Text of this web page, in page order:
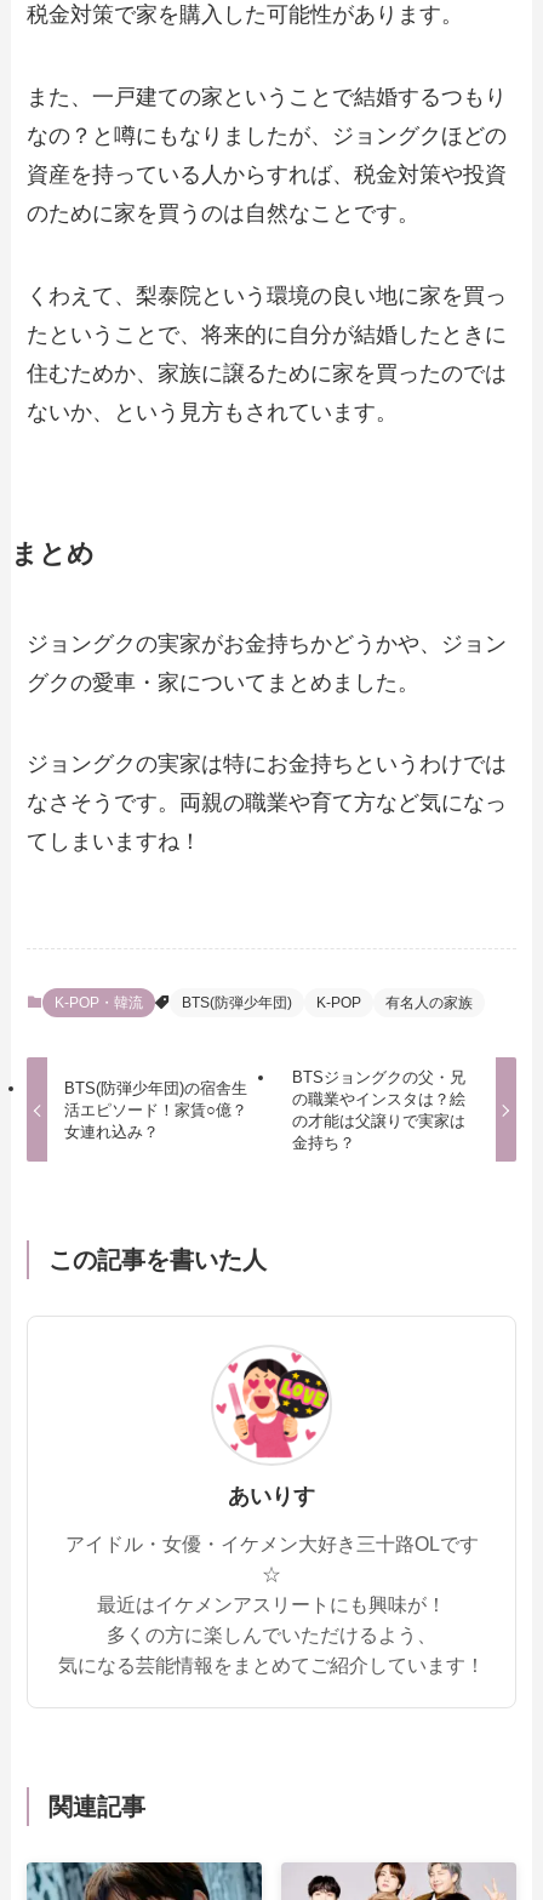
税金対策で家を購入した可能性があります。
また、一戸建ての家ということで結婚するつもり
なの？と噂にもなりましたが、ジョングクほどの
資産を持っている人からすれば、税金対策や投資
のために家を買うのは自然なことです。
くわえて、梨泰院という環境の良い地に家を買っ
たということで、将来的に自分が結婚したときに
住むためか、家族に譲るために家を買ったのでは
ないか、という見方もされています。
まとめ
ジョングクの実家がお金持ちかどうかや、ジョン
グクの愛車・家についてまとめました。
ジョングクの実家は特にお金持ちというわけでは
なさそうです。両親の職業や育て方など気になっ
てしまいますね！
K-POP・韓流 BTS(防弾少年団) K-POP 有名人の家族
BTS(防弾少年団)の宿舎生
活エピソード！家賃○億？
女連れ込み？
BTSジョングクの父・兄
の職業やインスタは？絵
の才能は父譲りで実家は
金持ち？
この記事を書いた人
あいりす
アイドル・女優・イケメン大好き三十路OLです
☆
最近はイケメンアスリートにも興味が！
多くの方に楽しんでいただけるよう、
気になる芸能情報をまとめてご紹介しています！
関連記事